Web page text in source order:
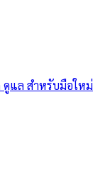
ดูแล สำหรับมือใหม่